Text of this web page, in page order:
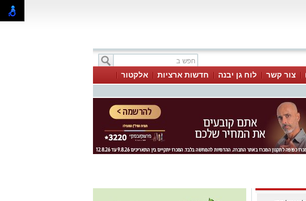
צור קשר לוח גן יבנה חדשות ארציות
אלקטור